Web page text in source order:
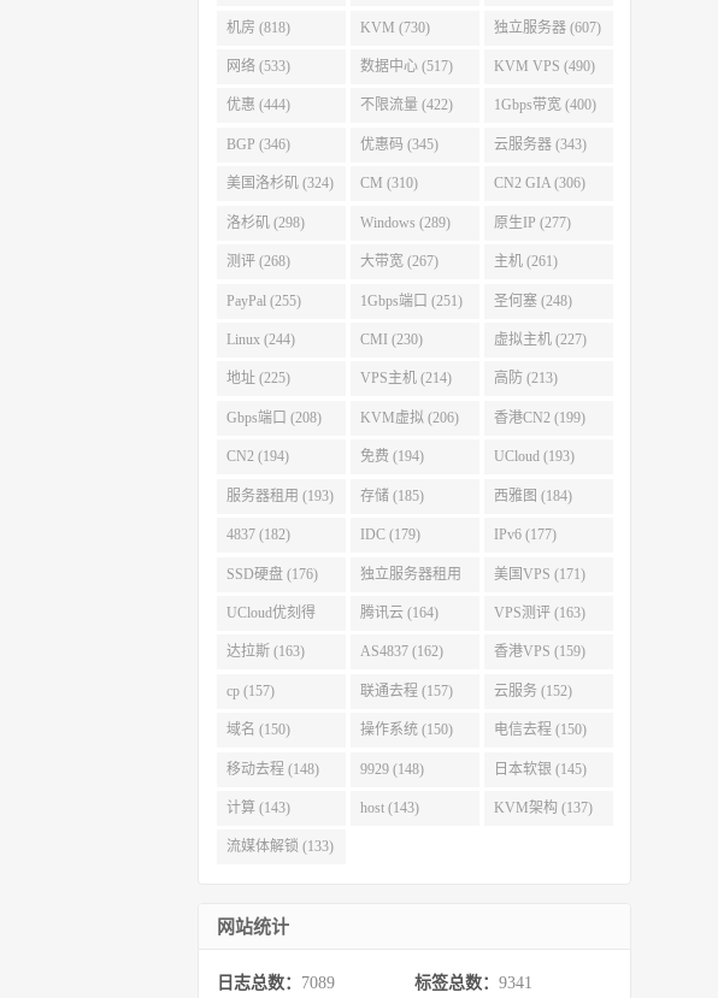
机房 (818) KVM (730) 独立服务器 (607)
网络 (533) 数据中心 (517) KVM VPS (490)
优惠 (444) 不限流量 (422) 1Gbps带宽 (400)
BGP (346) 优惠码 (345) 云服务器 (343)
美国洛杉矶 (324) CM (310) CN2 GIA (306)
洛杉矶 (298) Windows (289) 原生IP (277)
测评 (268) 大带宽 (267) 主机 (261)
PayPal (255) 1Gbps端口 (251) 圣何塞 (248)
Linux (244) CMI (230) 虚拟主机 (227)
地址 (225) VPS主机 (214) 高防 (213)
Gbps端口 (208) KVM虚拟 (206) 香港CN2 (199)
CN2 (194) 免费 (194) UCloud (193)
服务器租用 (193) 存储 (185) 西雅图 (184)
4837 (182) IDC (179) IPv6 (177)
SSD硬盘 (176) 独立服务器租用
(175)
美国VPS (171)
UCloud优刻得
(168)
腾讯云 (164) VPS测评 (163)
达拉斯 (163) AS4837 (162) 香港VPS (159)
cp (157) 联通去程 (157) 云服务 (152)
域名 (150) 操作系统 (150) 电信去程 (150)
移动去程 (148) 9929 (148) 日本软银 (145)
计算 (143) host (143) KVM架构 (137)
流媒体解锁 (133)
网站统计
日志总数： 7089 标签总数： 9341